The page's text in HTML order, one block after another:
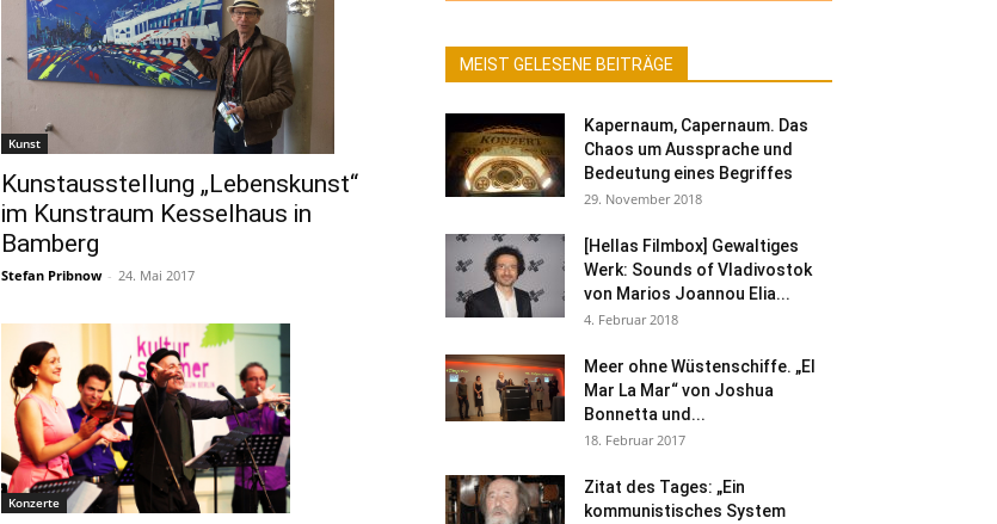
Kunst
Kunstausstellung „Lebenskunst“
im Kunstraum Kesselhaus in
Bamberg
Stefan Pribnow - 24. Mai 2017
Konzerte
MEIST GELESENE BEITRÄGE
Kapernaum, Capernaum. Das
Chaos um Aussprache und
Bedeutung eines Begriffes
29. November 2018
[Hellas Filmbox] Gewaltiges
Werk: Sounds of Vladivostok
von Marios Joannou Elia...
4. Februar 2018
Meer ohne Wüstenschiffe. „El
Mar La Mar“ von Joshua
Bonnetta und...
18. Februar 2017
Zitat des Tages: „Ein
kommunistisches System